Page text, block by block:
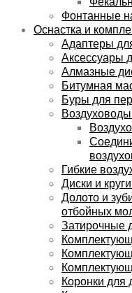
Фонтанные
Оснастка и
Адаптеры
Аксессуары
Алмазные
Битумная
Буры для
Гибкие
Диски и
Долото и
отбойных
Затирочные
Коронки